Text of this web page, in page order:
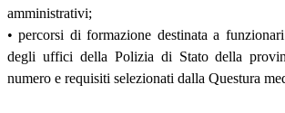
amministrativi;
• percorsi di formazione destinata a
degli uffici della Polizia di Stato della
numero e requisiti selezionati dalla Questura